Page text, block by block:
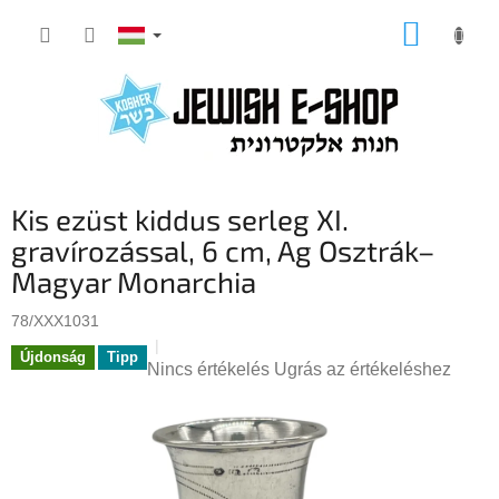
KOSÁR
Kis ezüst kiddus serleg XI.
gravírozással, 6 cm, Ag Osztrák–
Magyar Monarchia
78/XXX1031
Újdonság Tipp
A
átlagos
értékelése
Nincs értékelés Ugrás az értékeléshez